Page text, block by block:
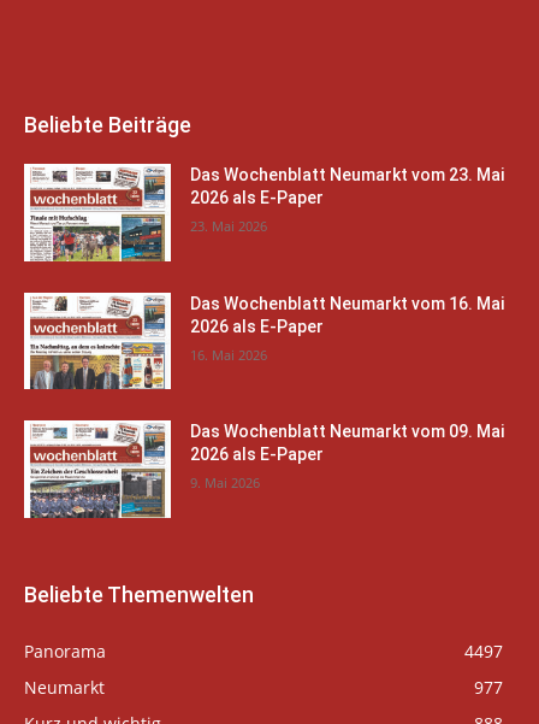
Beliebte Beiträge
Das Wochenblatt Neumarkt vom 23. Mai
2026 als E-Paper
23. Mai 2026
Das Wochenblatt Neumarkt vom 16. Mai
2026 als E-Paper
16. Mai 2026
Das Wochenblatt Neumarkt vom 09. Mai
2026 als E-Paper
9. Mai 2026
Beliebte Themenwelten
Panorama
4497
Neumarkt
977